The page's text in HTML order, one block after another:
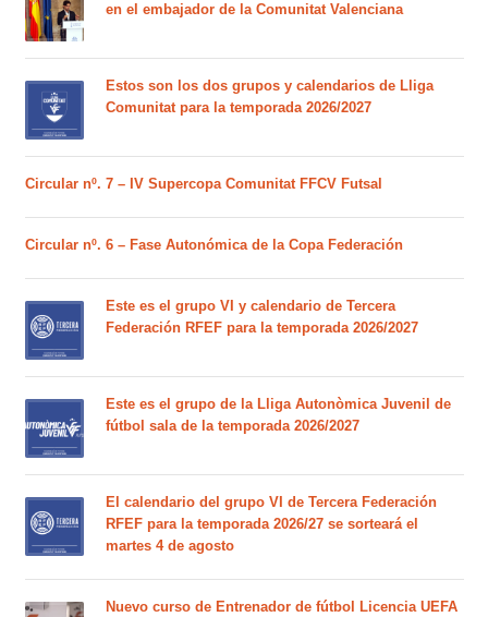
en el embajador de la Comunitat Valenciana
Estos son los dos grupos y calendarios de Lliga
Comunitat para la temporada 2026/2027
Circular nº. 7 – IV Supercopa Comunitat FFCV Futsal
Circular nº. 6 – Fase Autonómica de la Copa Federación
Este es el grupo VI y calendario de Tercera
Federación RFEF para la temporada 2026/2027
Este es el grupo de la Lliga Autonòmica Juvenil de
fútbol sala de la temporada 2026/2027
El calendario del grupo VI de Tercera Federación
RFEF para la temporada 2026/27 se sorteará el
martes 4 de agosto
Nuevo curso de Entrenador de fútbol Licencia UEFA